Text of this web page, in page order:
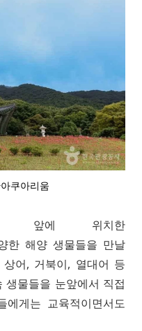
쿠아리움
앞에 위치한
한 해양 생물들을 만날
어, 거북이, 열대어 등
생물들을 눈앞에서 직접
게는 교육적이면서도